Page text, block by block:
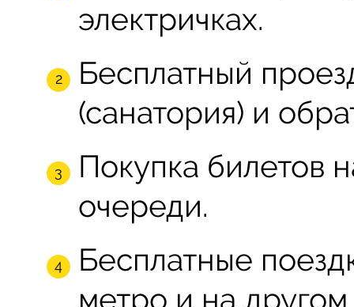
электричках.
Бесплатный
(санатория) и
Покупка билетов
очереди.
Бесплатные
метро и на